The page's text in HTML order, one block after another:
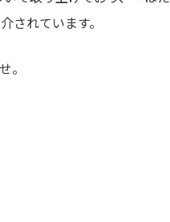
されています。
。